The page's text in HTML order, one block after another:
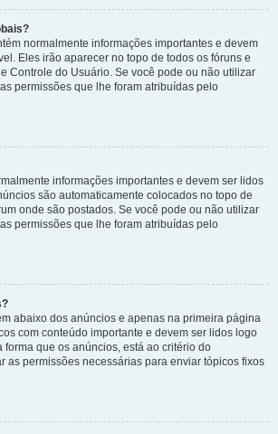
normalmente informações importantes e devem
Eles irão aparecer no topo de todos os fóruns e
Controle do Usuário. Se você pode ou não utilizar
permissões que lhe foram atribuídas pelo
informações importantes e devem ser lidos
são automaticamente colocados no topo de
onde são postados. Se você pode ou não utilizar
permissões que lhe foram atribuídas pelo
abaixo dos anúncios e apenas na primeira página
com conteúdo importante e devem ser lidos logo
forma que os anúncios, está ao critério do
as permissões necessárias para enviar tópicos fixos